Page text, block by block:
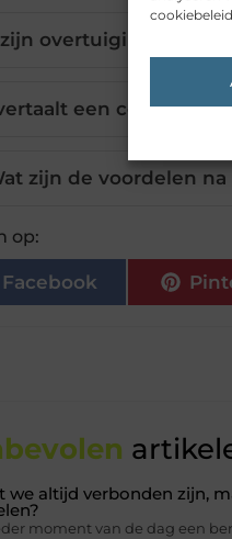
overtuigingen en
een coach
zijn de voordelen
op:
Facebook
we altijd verbonden zijn,
moment van de dag een